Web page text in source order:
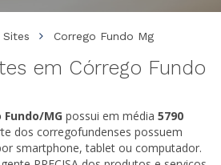
Sites Corrego Fundo Mg
em Córrego Fundo
Fundo/MG possui em média 5790
dos corregofundenses possuem
smartphone, tablet ou computador.